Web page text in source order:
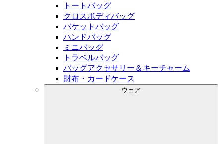
トートバッグ
クロスボディバッグ
バケットバッグ
ハンドバッグ
ミニバッグ
トラベルバッグ
バッグアクセサリー＆キーチャーム
財布・カードケース
ウェア